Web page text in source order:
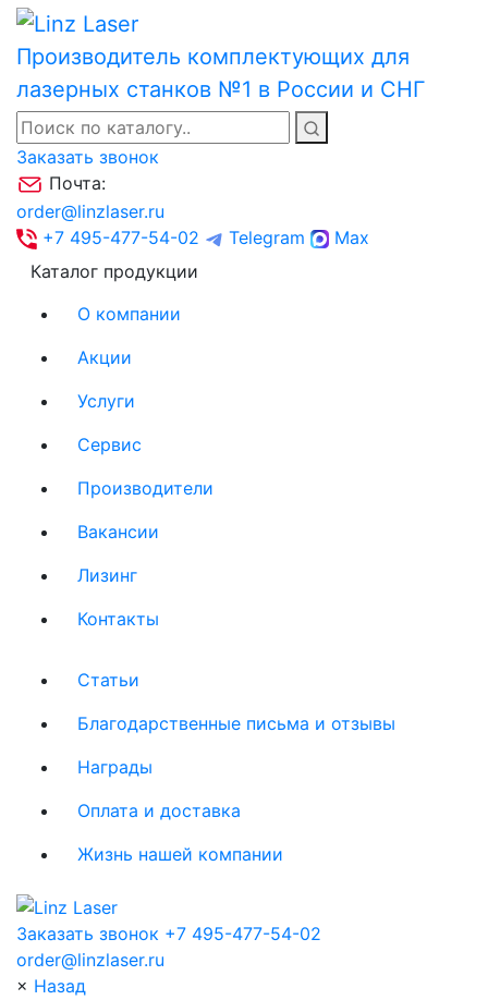
Производитель комплектующих для
лазерных станков №1 в России и СНГ
Заказать звонок
Почта:
order@linzlaser.ru
+7 495-477-54-02
Telegram
Max
Каталог продукции
О компании
Акции
Услуги
Сервис
Производители
Вакансии
Лизинг
Контакты
Статьи
Благодарственные письма и отзывы
Награды
Оплата и доставка
Жизнь нашей компании
Заказать звонок +7 495-477-54-02
order@linzlaser.ru
× Назад